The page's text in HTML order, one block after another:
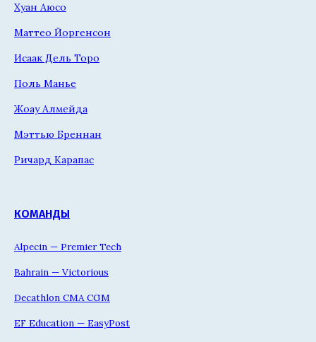
Хуан Аюсо
Маттео Йоргенсон
Исаак Дель Торо
Поль Манье
Жоау Алмейда
Мэттью Бреннан
Ричард Карапас
КОМАНДЫ
Alpecin — Premier Tech
Bahrain — Victorious
Decathlon CMA CGM
EF Education — EasyPost